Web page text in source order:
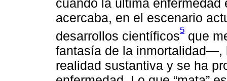
acercaba, en el escenario
desarrollos científicos5 que
fantasía de la inmortalidad—,
realidad sustantiva y se ha